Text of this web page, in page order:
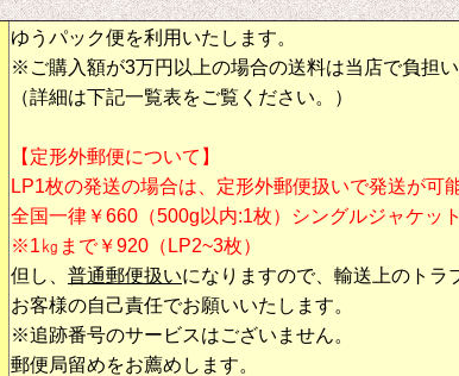
ゆうパック便を利用いたします。
※ご購入額が3万円以上の場合の送料は当店で負担い
（詳細は下記一覧表をご覧ください。）
【定形外郵便について】
LP1枚の発送の場合は、定形外郵便扱いで発送が可
全国一律￥660（500g以内:1枚）シングルジャケット
※1㎏まで￥920（LP2~3枚）
但し、 普通郵便扱いになりますので、輸送上のトラ
お客様の自己責任でお願いいたします。
※追跡番号のサービスはございません。
郵便局留めをお薦めします。